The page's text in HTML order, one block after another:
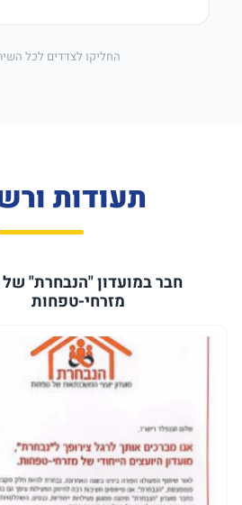
החליקו לצדדים לכל
תעודות
חבר במועדון "הנבחרת"
מזרחי-טפחות